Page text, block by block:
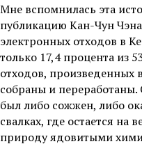
Мне вспомнилась эта
публикацию Кан-Чун
электронных отходов в
только 17,4 процента из
отходов, произведенных
собраны и
был либо сожжен, либо
свалках, где остается
природу ядовитыми